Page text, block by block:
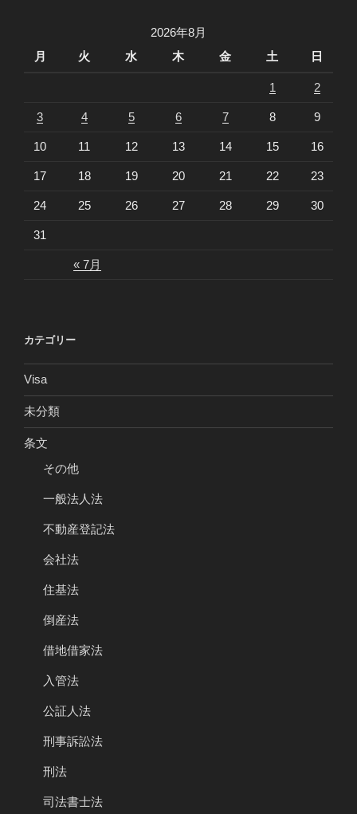
2026年8月
月
火 水 木 金 土 日
« 7月
1 2
3 4 5 6 7 8 9
10 11 12 13 14 15 16
17 18 19 20 21 22 23
24 25 26 27 28 29 30
31
カテゴリー
Visa
未分類
条文
その他
一般法人法
不動産登記法
会社法
住基法
倒産法
借地借家法
入管法
公証人法
刑事訴訟法
刑法
司法書士法